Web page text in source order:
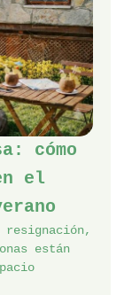
cómo
el
están